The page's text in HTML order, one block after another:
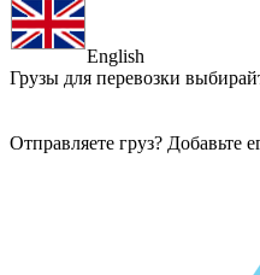
English
Грузы для перевозки
Отправляете груз? Добавьте